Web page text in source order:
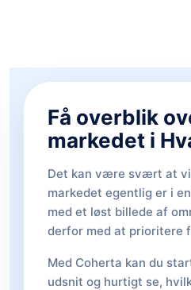
Få overblik
markedet i
Det kan være svært at
markedet egentlig er i
med et løst billede af
derfor med at prioritere
Med Coherta kan du
udsnit og hurtigt se,